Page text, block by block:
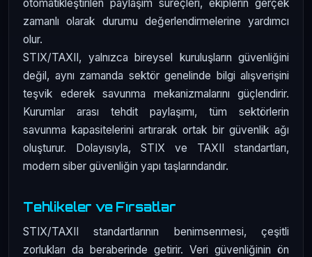
otomatikleştirilen paylaşım süreçleri, ekiplerin gerçek
zamanlı olarak durumu değerlendirmelerine yardımcı
olur.
STIX/TAXII, yalnızca bireysel kuruluşların güvenliğini
değil, aynı zamanda sektör genelinde bilgi alışverişini
teşvik ederek savunma mekanizmalarını güçlendirir.
Kurumlar arası tehdit paylaşımı, tüm sektörlerin
savunma kapasitelerini artırarak ortak bir güvenlik ağı
oluşturur. Dolayısıyla, STIX ve TAXII standartları,
modern siber güvenliğin yapı taşlarındandır.
Tehlikeler ve Fırsatlar
STIX/TAXII standartlarının benimsenmesi, çeşitli
zorlukları da beraberinde getirir. Veri güvenliğinin ön